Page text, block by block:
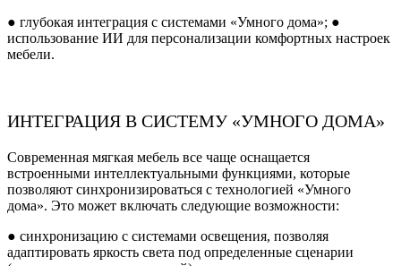
● глубокая интеграция с системами «Умного дома»; ●
использование ИИ для персонализации комфортных настроек
мебели.
ИНТЕГРАЦИЯ В СИСТЕМУ «УМНОГО ДОМА»
Современная мягкая мебель все чаще оснащается
встроенными интеллектуальными функциями, которые
позволяют синхронизироваться с технологией «Умного
дома». Это может включать следующие возможности:
● синхронизацию с системами освещения, позволяя
адаптировать яркость света под определенные сценарии